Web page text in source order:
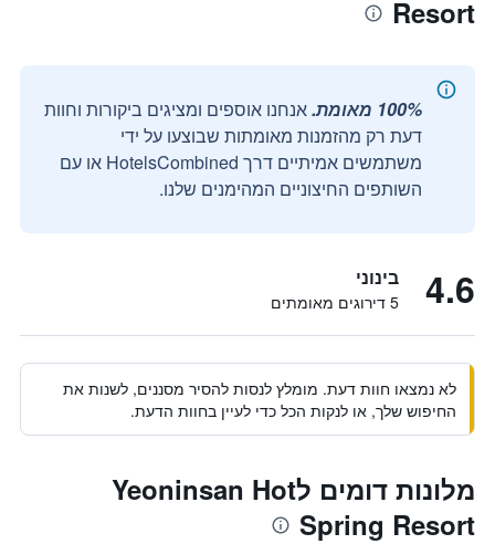
Resort
100% מאומת.
אנחנו אוספים ומציגים ביקורות וחוות
דעת רק מהזמנות מאומתות שבוצעו על ידי
משתמשים אמיתיים דרך HotelsCombined או עם
השותפים החיצוניים המהימנים שלנו.
4.6 בינוני
5 דירוגים מאומתים
לא נמצאו חוות דעת. מומלץ לנסות להסיר מסננים, לשנות את
החיפוש שלך, או לנקות הכל כדי לעיין בחוות הדעת.
מלונות דומים לYeoninsan Hot
Spring Resort